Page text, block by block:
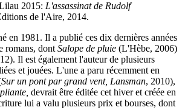
2015: L'assassinat de Rudolf
de l'Aire, 2014.
en 1981. Il a publié ces dix dernières années
romans, dont Salope de pluie (L'Hèbe, 2006)
Il est également l'auteur de plusieurs
et jouées. L'une a paru récemment en
Sur un pont par grand vent, Lansman, 2010),
devrait être éditée cet hiver et créée en
lui a valu plusieurs prix et bourses, dont